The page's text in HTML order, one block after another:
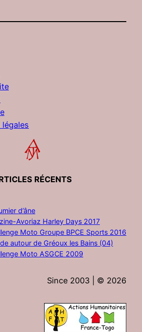
RÉCENTS
d’âne
Avoriaz Harley Days 2017
Moto Groupe BPCE Sports 2016
autour de Gréoux les Bains (04)
Moto ASGCE 2009
Since 2003 | © 2026